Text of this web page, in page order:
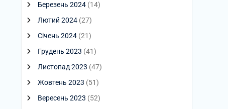
Березень 2024 (14)
Лютий 2024 (27)
Січень 2024 (21)
Грудень 2023 (41)
Листопад 2023 (47)
Жовтень 2023 (51)
Вересень 2023 (52)